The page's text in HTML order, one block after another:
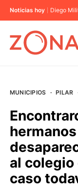
Noticias hoy Diego
BUENOS AIRES
PROVINCIAS
MUNICIPIOS · PILAR
al colegio
caso